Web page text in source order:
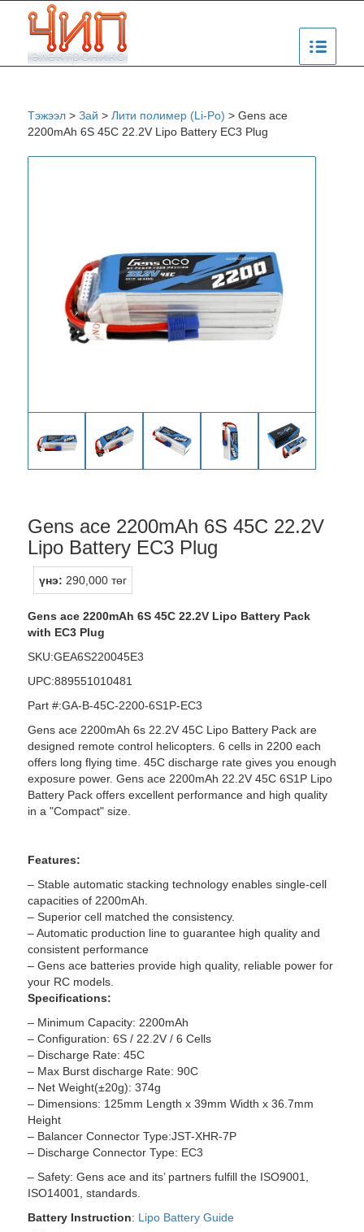
Тэжээл> Зай > Лити полимер (Li-Po) > Gens ace
2200mAh 6S 45C 22.2V Lipo Battery EC3 Plug
Gens ace 2200mAh 6S 45C 22.2V
Lipo Battery EC3 Plug
үнэ: 290,000 төг
Gens ace 2200mAh 6S 45C 22.2V Lipo Battery Pack
with EC3 Plug
SKU:GEA6S220045E3
UPC:889551010481
Part #:GA-B-45C-2200-6S1P-EC3
Gens ace 2200mAh 6s 22.2V 45C Lipo Battery Pack are
designed remote control helicopters. 6 cells in 2200 each
offers long flying time. 45C discharge rate gives you enough
exposure power. Gens ace 2200mAh 22.2V 45C 6S1P Lipo
Battery Pack offers excellent performance and high quality
in a "Compact" size.
Features:
– Stable automatic stacking technology enables single-cell
capacities of 2200mAh.
– Superior cell matched the consistency.
– Automatic production line to guarantee high quality and
consistent performance
– Gens ace batteries provide high quality, reliable power for
your RC models.
Specifications:
– Minimum Capacity: 2200mAh
– Configuration: 6S / 22.2V / 6 Cells
– Discharge Rate: 45C
– Max Burst discharge Rate: 90C
– Net Weight(±20g): 374g
– Dimensions: 125mm Length x 39mm Width x 36.7mm
Height
– Balancer Connector Type:JST-XHR-7P
– Discharge Connector Type: EC3
– Safety: Gens ace and its’ partners fulfill the ISO9001,
ISO14001, standards.
Battery Instruction: Lipo Battery Guide